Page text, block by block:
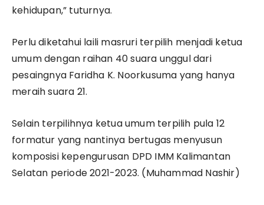
kehidupan,” tuturnya.
Perlu diketahui laili masruri terpilih menjadi ketua
umum dengan raihan 40 suara unggul dari
pesaingnya Faridha K. Noorkusuma yang hanya
meraih suara 21.
Selain terpilihnya ketua umum terpilih pula 12
formatur yang nantinya bertugas menyusun
komposisi kepengurusan DPD IMM Kalimantan
Selatan periode 2021-2023. (Muhammad Nashir)